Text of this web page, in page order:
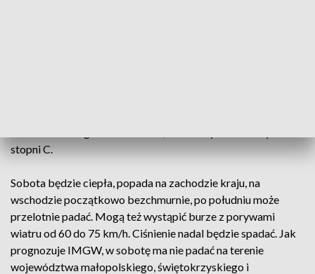
stopni C.
Sobota będzie ciepła, popada na zachodzie kraju, na
wschodzie początkowo bezchmurnie, po południu może
przelotnie padać. Mogą też wystąpić burze z porywami
wiatru od 60 do 75 km/h. Ciśnienie nadal będzie spadać. Jak
prognozuje IMGW, w sobotę ma nie padać na terenie
województwa małopolskiego, świętokrzyskiego i